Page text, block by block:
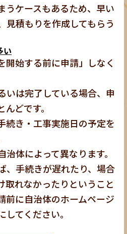
うケースもあるため、早い
見積もりを作成してもらう
い
開始する前に申請」しなく
いは完了している場合、申
どです。
続き・工事実施日の予定を
体によって異なります。
、手続きが遅れたり、場合
取れなかったりということ
前に自治体のホームページ
てください。